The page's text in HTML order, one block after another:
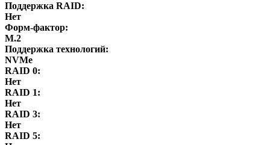
Поддержка RAID:
Нет
Форм-фактор:
M.2
Поддержка технологий:
NVMe
RAID 0:
Нет
RAID 1:
Нет
RAID 3:
Нет
RAID 5: